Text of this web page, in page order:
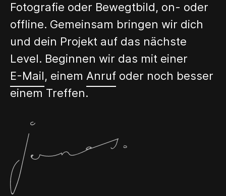
Fotografie oder Bewegtbild, on- oder
offline. Gemeinsam bringen wir dich
und dein Projekt auf das nächste
Level. Beginnen wir das mit einer
E-Mail, einem Anrufoder noch besser
einem Treffen.